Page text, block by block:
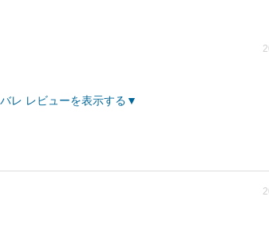
レ レビューを表示する